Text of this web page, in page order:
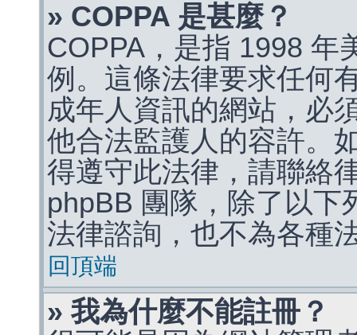
» COPPA 是甚麼？
COPPA，是指 1998 年
例。這條法律要求任何
成年人資訊的網站，必
他合法監護人的容許。
得遵守此法律，請聯絡
phpBB 團隊，除了以下
法律諮詢，也不為各種
回頂端
» 我為什麼不能註冊？